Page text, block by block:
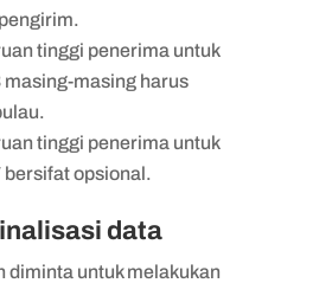
tinggi penerima untuk
masing-masing harus
tinggi penerima untuk
bersifat opsional.
data
diminta untuk melakukan